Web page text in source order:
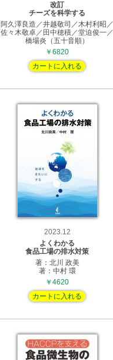
改訂
チーズを科学する
阿久澤良造／井越敬司／木村利昭／
佐々木敬卓／田中穂積／堂迫俊一／
橋場炎（五十音順）
￥6820
カートに入れる
2023.12
よくわかる
食品工場の排水対策
著：北川 政美
著：中村 環
￥4620
カートに入れる